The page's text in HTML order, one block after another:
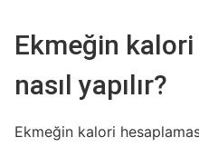
Ekmeğin kalori
nasıl yapılır?
Ekmeğin kalori